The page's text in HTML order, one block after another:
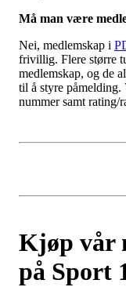
Må man være
Nei, medlemskap i
frivillig. Flere større
medlemskap, og de
til å styre
nummer samt rating/
Kjøp vår
på Sport